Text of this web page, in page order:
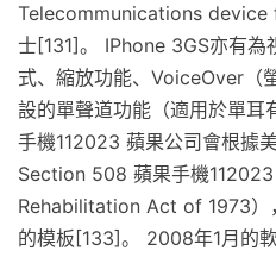
Telecommunications device
士[131]。 IPhone 3GS亦有為
式、縮放功能、VoiceOver（
設的單聲道功能（適用於單
手機112023 蘋果公司會根據
Section 508 蘋果手機
Rehabilitation Act of 1973）
的模板[133]。 2008年1月的